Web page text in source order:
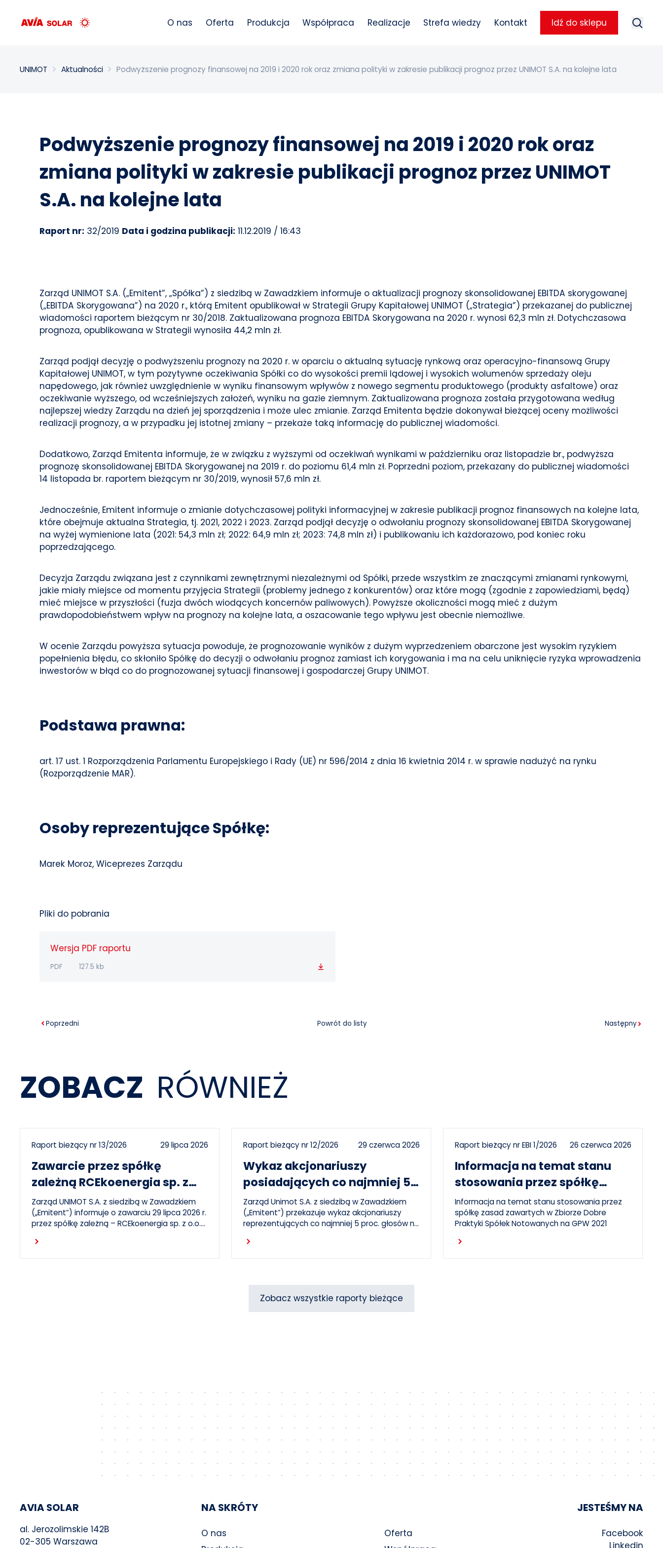
O nas Oferta Produkcja Współpraca Realizacje Strefa wiedzy Kontakt
Idź do sklepu
Szukaj
UNIMOT Aktualności Podwyższenie prognozy finansowej na 2019 i 2020 rok oraz zmiana polityki w zakresie publikacji prognoz przez UNIMOT S.A. na kolejne lata
Podwyższenie prognozy finansowej na 2019 i 2020 rok oraz
zmiana polityki w zakresie publikacji prognoz przez UNIMOT
S.A. na kolejne lata
Raport nr: 32/2019 Data i godzina publikacji: 11.12.2019 / 16:43
Zarząd UNIMOT S.A. („Emitent”, „Spółka”) z siedzibą w Zawadzkiem informuje o aktualizacji prognozy skonsolidowanej EBITDA skorygowanej
(„EBITDA Skorygowana”) na 2020 r., którą Emitent opublikował w Strategii Grupy Kapitałowej UNIMOT („Strategia”) przekazanej do publicznej
wiadomości raportem bieżącym nr 30/2018. Zaktualizowana prognoza EBITDA Skorygowana na 2020 r. wynosi 62,3 mln zł. Dotychczasowa
prognoza, opublikowana w Strategii wynosiła 44,2 mln zł.
Zarząd podjął decyzję o podwyższeniu prognozy na 2020 r. w oparciu o aktualną sytuację rynkową oraz operacyjno-finansową Grupy
Kapitałowej UNIMOT, w tym pozytywne oczekiwania Spółki co do wysokości premii lądowej i wysokich wolumenów sprzedaży oleju
napędowego, jak również uwzględnienie w wyniku finansowym wpływów z nowego segmentu produktowego (produkty asfaltowe) oraz
oczekiwanie wyższego, od wcześniejszych założeń, wyniku na gazie ziemnym. Zaktualizowana prognoza została przygotowana według
najlepszej wiedzy Zarządu na dzień jej sporządzenia i może ulec zmianie. Zarząd Emitenta będzie dokonywał bieżącej oceny możliwości
realizacji prognozy, a w przypadku jej istotnej zmiany – przekaże taką informację do publicznej wiadomości.
Dodatkowo, Zarząd Emitenta informuje, że w związku z wyższymi od oczekiwań wynikami w październiku oraz listopadzie br., podwyższa
prognozę skonsolidowanej EBITDA Skorygowanej na 2019 r. do poziomu 61,4 mln zł. Poprzedni poziom, przekazany do publicznej wiadomości
14 listopada br. raportem bieżącym nr 30/2019, wynosił 57,6 mln zł.
Jednocześnie, Emitent informuje o zmianie dotychczasowej polityki informacyjnej w zakresie publikacji prognoz finansowych na kolejne lata,
które obejmuje aktualna Strategia, tj. 2021, 2022 i 2023. Zarząd podjął decyzję o odwołaniu prognozy skonsolidowanej EBITDA Skorygowanej
na wyżej wymienione lata (2021: 54,3 mln zł; 2022: 64,9 mln zł; 2023: 74,8 mln zł) i publikowaniu ich każdorazowo, pod koniec roku
poprzedzającego.
Decyzja Zarządu związana jest z czynnikami zewnętrznymi niezależnymi od Spółki, przede wszystkim ze znaczącymi zmianami rynkowymi,
jakie miały miejsce od momentu przyjęcia Strategii (problemy jednego z konkurentów) oraz które mogą (zgodnie z zapowiedziami, będą)
mieć miejsce w przyszłości (fuzja dwóch wiodących koncernów paliwowych). Powyższe okoliczności mogą mieć z dużym
prawdopodobieństwem wpływ na prognozy na kolejne lata, a oszacowanie tego wpływu jest obecnie niemożliwe.
W ocenie Zarządu powyższa sytuacja powoduje, że prognozowanie wyników z dużym wyprzedzeniem obarczone jest wysokim ryzykiem
popełnienia błędu, co skłoniło Spółkę do decyzji o odwołaniu prognoz zamiast ich korygowania i ma na celu uniknięcie ryzyka wprowadzenia
inwestorów w błąd co do prognozowanej sytuacji finansowej i gospodarczej Grupy UNIMOT.
Podstawa prawna:
art. 17 ust. 1 Rozporządzenia Parlamentu Europejskiego i Rady (UE) nr 596/2014 z dnia 16 kwietnia 2014 r. w sprawie nadużyć na rynku
(Rozporządzenie MAR).
Osoby reprezentujące Spółkę:
Marek Moroz, Wiceprezes Zarządu
Pliki do pobrania
Wersja PDF raportu
PDF 127.5 kb Pobierz
Poprzedni Powrót do listy Następny
ZOBACZ RÓWNIEŻ
Raport bieżący nr 13/2026 29 lipca 2026
Zawarcie przez spółkę
zależną RCEkoenergia sp. z
o.o. umowy wieloletniej na
sprzedaż ciepła do miasta
Czechowice-Dziedzice
Zarząd UNIMOT S.A. z siedzibą w Zawadzkiem
(„Emitent”) informuje o zawarciu 29 lipca 2026 r.
przez spółkę zależną – RCEkoenergia sp. z o.o.
Przedsiębiorstwem Inżynierii Miejskiej sp. z o.o. z
siedzibą w Czechowicach-Dziedzicach („PIM”),
Raport bieżący nr 12/2026 29 czerwca 2026
Wykaz akcjonariuszy
posiadających co najmniej 5
proc. głosów na ZWZ 26
czerwca 2026 r.
Zarząd Unimot S.A. z siedzibą w Zawadzkiem
(„Emitent”) przekazuje wykaz akcjonariuszy
reprezentujących co najmniej 5 proc. głosów na
które odbyło się 26 czerwca 2026 r. („ZWZ”).
Raport bieżący nr EBI 1/2026 26 czerwca 2026
Informacja na temat stanu
stosowania przez spółkę
zasad DPSN2021
Informacja na temat stanu stosowania przez
spółkę zasad zawartych w Zbiorze Dobre
Praktyki Spółek Notowanych na GPW 2021
Zobacz wszystkie raporty bieżące
AVIA SOLAR
al. Jerozolimskie 142B
02-305 Warszawa
NA SKRÓTY
O nas
Oferta
JESTEŚMY NA
Facebook
Linkedin